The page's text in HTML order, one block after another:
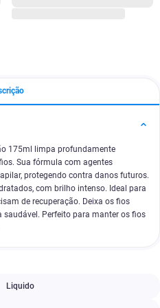
175ml limpa profundamente
Sua fórmula com agentes
protegendo contra danos futuros.
com brilho intenso. Ideal para
de recuperação. Deixa os fios
Perfeito para manter os fios
Liquido